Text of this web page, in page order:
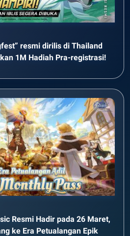
resmi dirilis di Thailand
1M Hadiah Pra-registrasi!
Resmi Hadir pada 26 Maret,
ke Era Petualangan Epik